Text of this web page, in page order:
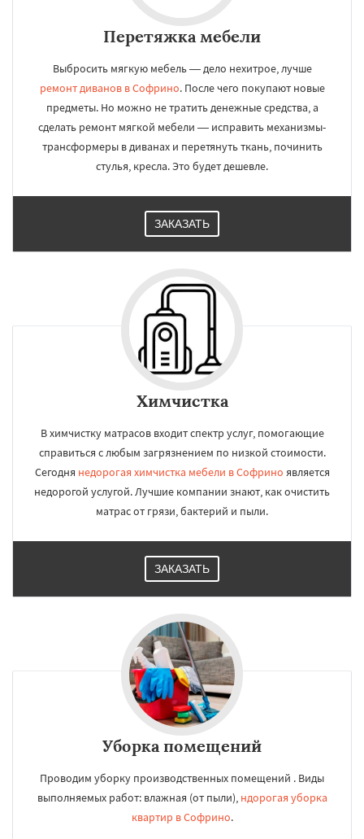
Перетяжка мебели
Выбросить мягкую мебель — дело нехитрое, лучше
ремонт диванов в Софрино. После чего покупают новые
предметы. Но можно не тратить денежные средства, а
сделать ремонт мягкой мебели — исправить механизмы-
трансформеры в диванах и перетянуть ткань, починить
стулья, кресла. Это будет дешевле.
ЗАКАЗАТЬ
Химчистка
В химчистку матрасов входит спектр услуг, помогающие
справиться с любым загрязнением по низкой стоимости.
Сегодня недорогая химчистка мебели в Софрино является
недорогой услугой. Лучшие компании знают, как очистить
матрас от грязи, бактерий и пыли.
ЗАКАЗАТЬ
Уборка помещений
Проводим уборку производственных помещений . Виды
выполняемых работ: влажная (от пыли), ндорогая уборка
квартир в Софрино.